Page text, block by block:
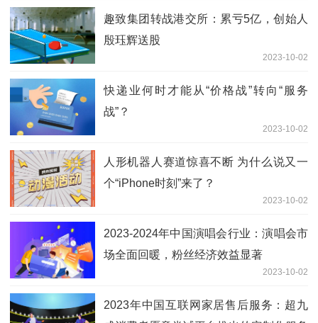
趣致集团转战港交所：累亏5亿，创始人
殷珏辉送股
2023-10-02
快递业何时才能从“价格战”转向“服务
战”？
2023-10-02
人形机器人赛道惊喜不断 为什么说又一
个“iPhone时刻”来了？
2023-10-02
2023-2024年中国演唱会行业：演唱会市
场全面回暖，粉丝经济效益显著
2023-10-02
2023年中国互联网家居售后服务：超九